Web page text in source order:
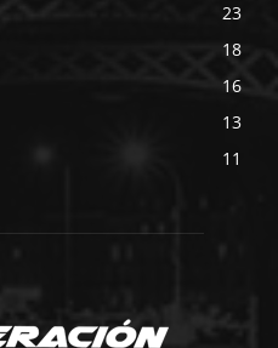
23
18
16
13
11